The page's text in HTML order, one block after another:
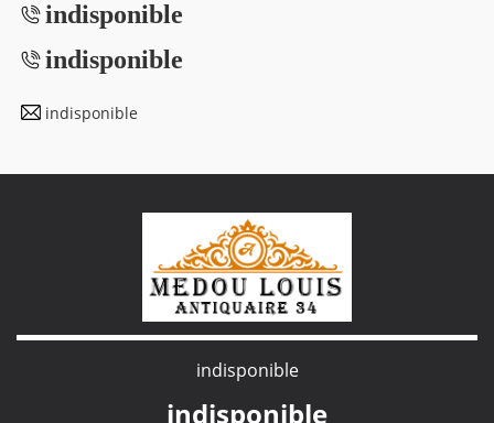
indisponible
indisponible
indisponible
indisponible
indisponible